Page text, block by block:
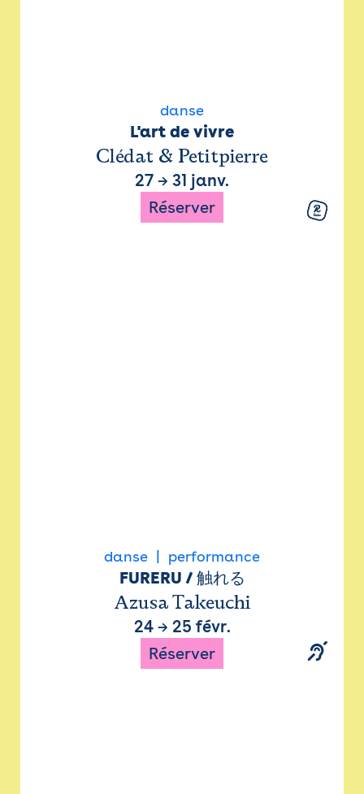
danse
L'art de vivre
Clédat & Petitpierre
27 → 31 janv.
Réserver
danse performance
FURERU / 触れる
Azusa Takeuchi
24→ 25 févr.
Réserver